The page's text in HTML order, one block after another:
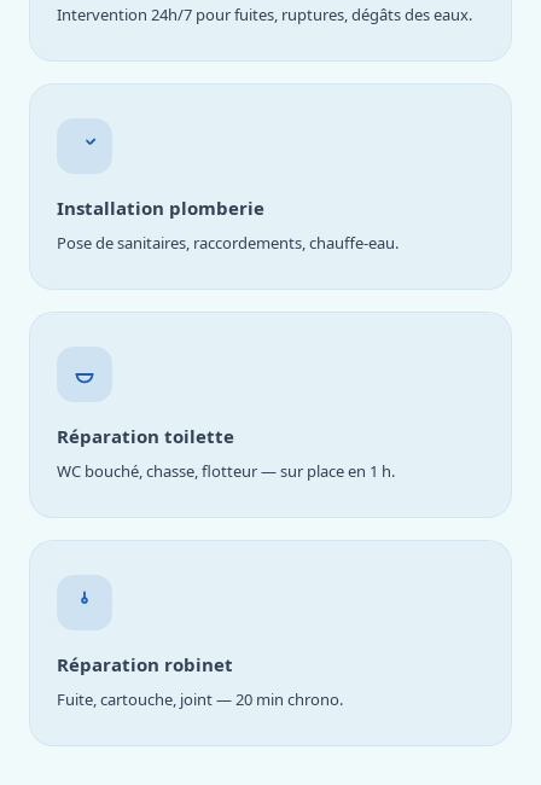
Intervention 24h/7 pour fuites, ruptures, dégâts des eaux.
Installation plomberie
Pose de sanitaires, raccordements, chauffe-eau.
Réparation toilette
WC bouché, chasse, flotteur — sur place en 1 h.
Réparation robinet
Fuite, cartouche, joint — 20 min chrono.